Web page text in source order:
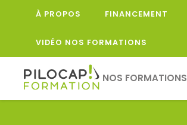
À PROPOS FINANCEMENT
VIDÉO NOS FORMATIONS
NOS FORMATIONS